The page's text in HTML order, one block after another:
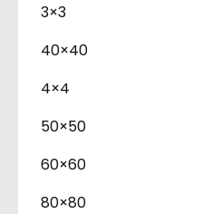
3×3
40×40
4×4
50×50
60×60
80×80